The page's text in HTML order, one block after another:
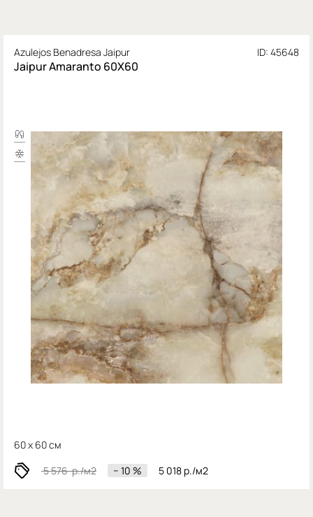
Azulejos Benadresa Jaipur ID: 45648
Jaipur Amaranto 60X60
60 x 60 см
5 576р./м2 − 10 % 5 018 р./м2